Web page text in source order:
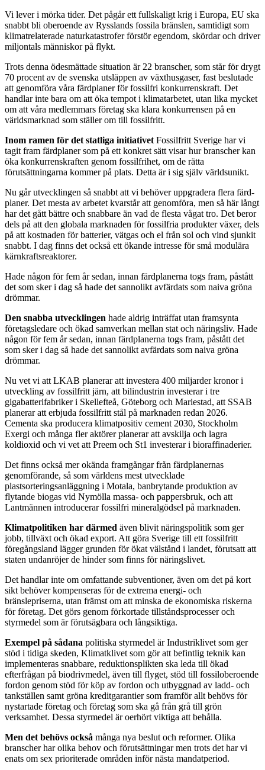
Vi lever i mörka tider. Det pågår ett full­skaligt krig i Europa, EU ska
snabbt bli oberoende av Rysslands fossila bränslen, samtidigt som
klimatrelaterade naturkatastrofer förstör egendom, skördar och driver
miljontals människor på flykt.
Trots denna ödesmättade situation är 22 branscher, som står för drygt
70 procent av de svenska utsläppen av växthusgaser, fast beslutade
att genomföra våra färdplaner för fossilfri konkurrenskraft. Det
handlar inte bara om att öka tempot i klimatarbetet, utan lika mycket
om att våra medlemmars företag ska klara konkurrensen på en
världsmarknad som ställer om till fossil­fritt.
Inom ramen för det statliga initiativet Fossilfritt Sverige har vi
tagit fram färdplaner som på ett konkret sätt visar hur branscher kan
öka konkurrenskraften genom fossilfrihet, om de rätta
förutsättningarna kommer på plats. Detta är i sig själv världsunikt.
Nu går utvecklingen så snabbt att vi behöver uppgradera flera färd­
planer. Det mesta av arbetet kvarstår att genomföra, men så här långt
har det gått bättre och snabbare än vad de flesta vågat tro. Det beror
dels på att den globala marknaden för fossilfria produkter växer, dels
på att kostnaden för batterier, vätgas och el från sol och vind sjunkit
snabbt. I dag finns det också ett ökande intresse för små modulära
kärnkraftsreaktorer.
Hade någon för fem år sedan, innan färdplanerna togs fram, påstått
det som sker i dag så hade det sannolikt avfärdats som naiva gröna
drömmar.
Den snabba utvecklingen hade aldrig inträffat utan framsynta
företags­ledare och ökad samverkan mellan stat och näringsliv. Hade
någon för fem år sedan, innan färdplanerna togs fram, påstått det
som sker i dag så hade det sannolikt avfärdats som naiva gröna
drömmar.
Nu vet vi att LKAB planerar att investera 400 miljarder kronor i
utveckling av fossilfritt järn, att bilindustrin investerar i tre
gigabatterifabriker i Skellefteå, Göteborg och Mariestad, att SSAB
planerar att erbjuda fossilfritt stål på marknaden redan 2026.
Cementa ska producera klimatpositiv cement 2030, Stockholm
Exergi och många fler aktörer planerar att avskilja och lagra
koldioxid och vi vet att Preem och St1 investerar i bioraffinaderier.
Det finns också mer okända framgångar från färdplanernas
genomförande, så som världens mest utvecklade
plastsorteringsanläggning i Motala, banbrytande produktion av
flytande biogas vid Nymölla massa- och pappers­bruk, och att
Lantmännen introducerar fossilfri mineralgödsel på marknaden.
Klimatpolitiken har därmed även blivit näringspolitik som ger
jobb, tillväxt och ökad export. Att göra Sverige till ett fossilfritt
föregångsland lägger grunden för ökat välstånd i landet, förutsatt att
staten undanröjer de hinder som finns för näringslivet.
Det handlar inte om omfattande subventioner, även om det på kort
sikt behöver kompenseras för de extrema energi- och
bränslepriserna, utan främst om att minska de ekonomiska riskerna
för företag. Det görs genom förkortade tillståndsprocesser och
styrmedel som är förutsägbara och långsiktiga.
Exempel på sådana politiska styrmedel är Industriklivet som ger
stöd i tidiga skeden, Klimatklivet som gör att befintlig teknik kan
implementeras snabbare, reduktionsplikten ska leda till ökad
efterfrågan på biodrivmedel, även till flyget, stöd till fossiloberoende
fordon genom stöd för köp av fordon och utbyggnad av ladd- och
tank­ställen samt gröna kreditgarantier som framför allt behövs för
nystartade företag och företag som ska gå från grå till grön
verksamhet. Dessa styrmedel är oerhört viktiga att behålla.
Men det behövs också många nya beslut och reformer. Olika
branscher har olika behov och förutsättningar men trots det har vi
enats om sex prioriterade områden inför nästa mandatperiod.